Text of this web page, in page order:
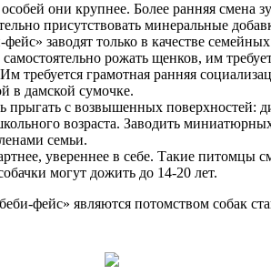
они крупнее. Более ранняя смена
присутствовать минеральные
заводят только в качестве
рожать щенков, им
требуется грамотная ранняя
в дамской сумочке.
с возвышенных поверхностей:
возраста. Заводить
семьи.
увереннее в себе. Такие
могут дожить до 14-20 лет.
фейс» являются потомством собак